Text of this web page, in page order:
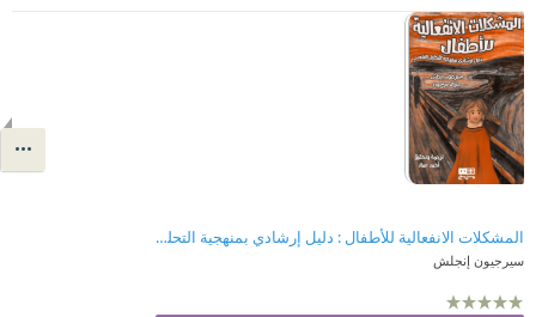
المشكلات الانفعالية للأطفال : دليل إرشادي بمنهجية التحليل النفسي
سيرجيون إنجلش